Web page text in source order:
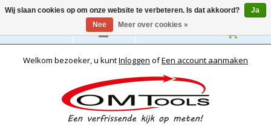
Nederlands
Welkom bezoeker, u kuntInloggen ofEen account aanmaken
Wij slaan cookies op om onze website te verbeteren. Is dat akkoord?
Ja
Nee
Meer over cookies »